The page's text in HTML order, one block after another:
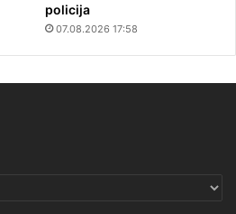
policija
07.08.2026 17:58